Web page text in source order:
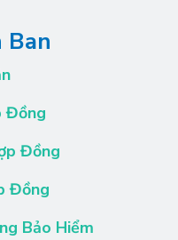
Ban
Đồng
Đồng
Đồng
Bảo Hiểm